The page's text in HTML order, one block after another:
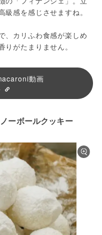
感を感じさせますね。
、カリふわ食感が楽しめ
がたまりません。
動画
ーボールクッキー